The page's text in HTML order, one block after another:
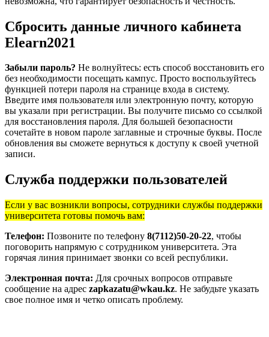
Сбросить данные личного кабинета
Elearn2021
Забыли пароль? Не волнуйтесь: есть способ восстановить его
без необходимости посещать кампус. Просто воспользуйтесь
функцией потери пароля на странице входа в систему.
Введите имя пользователя или электронную почту, которую
вы указали при регистрации. Вы получите письмо со ссылкой
для восстановления пароля. Для большей безопасности
сочетайте в новом пароле заглавные и строчные буквы. После
обновления вы сможете вернуться к доступу к своей учетной
записи.
Служба поддержки пользователей
Если у вас возникли вопросы, сотрудники службы поддержки
университета готовы помочь вам:
Телефон: Позвоните по телефону 8(7112)50-20-22, чтобы
поговорить напрямую с сотрудником университета. Эта
горячая линия принимает звонки со всей республики.
Электронная почта: Для срочных вопросов отправьте
сообщение на адрес zapkazatu@wkau.kz. Не забудьте указать
свое полное имя и четко описать проблему.